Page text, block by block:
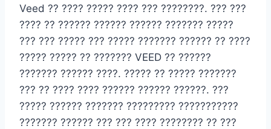
Veed ?? ???? ????? ???? ??? ????????. ??? ???
???? ?? ?????? ?????? ?????? ??????? ?????
??? ??? ????? ??? ????? ??????? ?????? ?? ????
????? ????? ?? ??????? VEED ?? ??????
??????? ?????? ????. ????? ?? ????? ???????
??? ?? ???? ???? ?????? ?????? ??????. ???
????? ?????? ??????? ????????? ???????????
??????? ?????? ??? ??? ???? ???????? ?? ???